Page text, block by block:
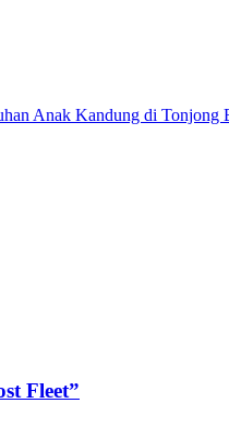
Anak Kandung di Tonjong
Fleet”